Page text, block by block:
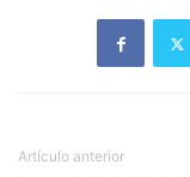
Artículo anterior